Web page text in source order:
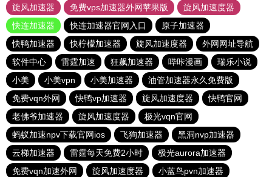
旋风加速器
免费vps加速器外网苹果版
旋风加速度器
快连加速器
快连加速器官网入口
原子加速器
快鸭加速器
快柠檬加速器 旋风加速度器
外网网址导航
软件中心
雷霆加速 狂飙加速器 哔咔漫画
瑞乐小说
小美
小美vpn 小美加速器
油管加速器永久免费版
免费vqn外网
快鸭vp加速器 旋风加速度器
快鸭官网
老佛爷加速器
旋风加速度器
极光vqn官网
蚂蚁加速npv下载官网ios
飞狗加速器
黑洞nvp加速器
云梯加速器
雷霆每天免费2小时
极光aurora加速器
免费vqn加速外网
旋风加速度器 小蓝鸟pvn加速器